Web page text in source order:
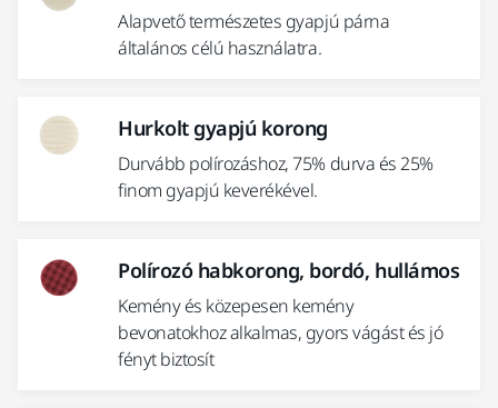
Alapvető természetes gyapjú párna
általános célú használatra.
Hurkolt gyapjú korong
Durvább polírozáshoz, 75% durva és 25%
finom gyapjú keverékével.
Polírozó habkorong, bordó, hullámos
Kemény és közepesen kemény
bevonatokhoz alkalmas, gyors vágást és jó
fényt biztosít